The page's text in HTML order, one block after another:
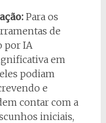
Para os
de
por IA
em
podiam
e
contar com a
iniciais,